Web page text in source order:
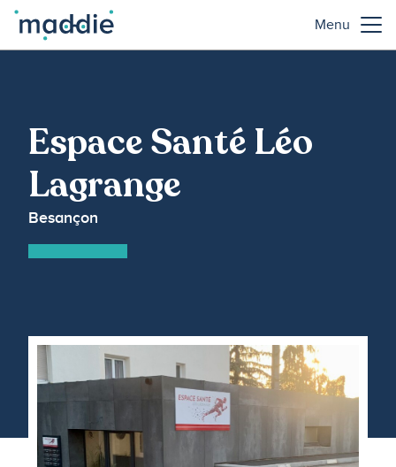
Menu
Espace Santé Léo
Lagrange
Besançon